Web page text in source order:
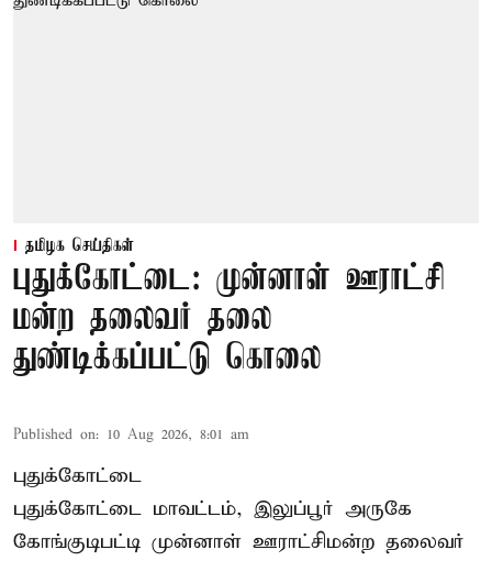
தமிழக செய்திகள்
புதுக்கோட்டை: முன்னாள் ஊராட்சி
மன்ற தலைவர் தலை
துண்டிக்கப்பட்டு கொலை
Published on: 10 Aug 2026, 8:01 am
புதுக்கோட்டை
புதுக்கோட்டை மாவட்டம், இலுப்பூர் அருகே
கோங்குடிபட்டி முன்னாள் ஊராட்சிமன்ற தலைவர்